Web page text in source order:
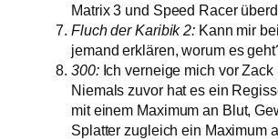
Matrix 3 und Speed Racer
Fluch der Karibik 2: Kann mir
jemand erklären, worum es
300:Ich verneige mich vor Zack
Niemals zuvor hat es ein
mit einem Maximum an Blut,
Splatter zugleich ein Maximum